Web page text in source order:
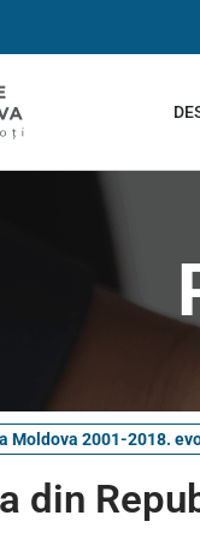
Moldova 2001-2018.
din